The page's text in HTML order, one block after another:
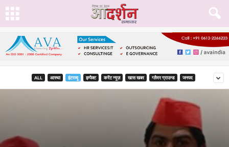
ALL आस्था इंटरव्यू इम्पैक्ट करेंट न्यूज़ खास खबर ग्लैमर ग्राउन्ड जनपद